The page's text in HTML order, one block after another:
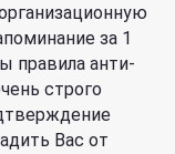
за 1
правила анти-
строго
Вас от